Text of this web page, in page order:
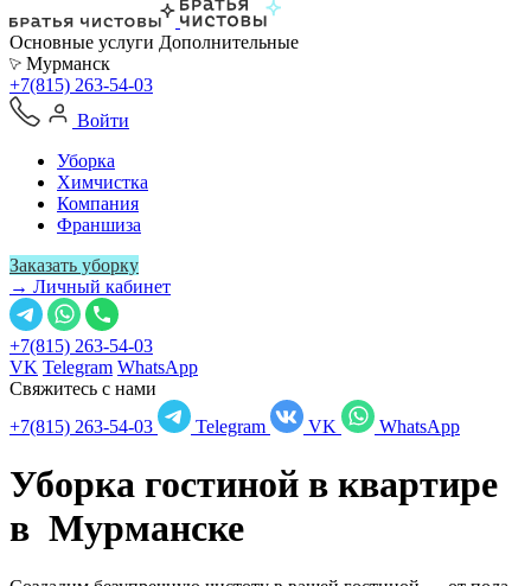
Основные услуги Дополнительные
Мурманск
+7(815) 263-54-03
Войти
Уборка
Химчистка
Компания
Франшиза
Заказать уборку
→ Личный кабинет
+7(815) 263-54-03
VK Telegram WhatsApp
Свяжитесь с нами
+7(815) 263-54-03
Telegram VK WhatsApp
Уборка гостиной в квартире
в Мурманске